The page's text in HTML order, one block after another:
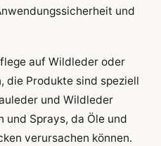
und
auf Wildleder oder
die Produkte sind speziell
und Wildleder
und Sprays, da Öle und
verursachen können.